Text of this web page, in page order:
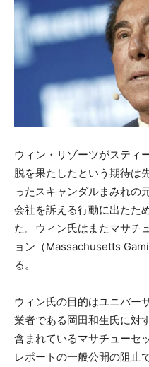
ウィン・リゾーツがスティ
脱を果たしたという期待は
ったスキャンダルまみれの
会社を訴える行動に出たた
た。ウィン氏はまたマサチ
ョン（Massachusetts
る。
ウィン氏の目的はユニバー
業者である岡田和生氏に対
含まれているマサチューセ
レポートの一般公開の阻止